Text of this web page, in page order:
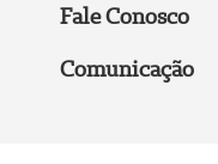
Fale Conosco
Comunicação